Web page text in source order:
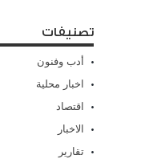
تصنيفات
أدب وفنون
اخبار محلية
اقتصاد
الاخبار
تقارير